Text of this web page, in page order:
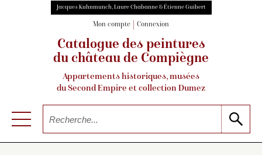
Jacques Kuhnmunch, Laure Chabanne & Étienne Guibert
Mon compte Connexion
Catalogue des peintures
du château de Compiègne
Appartements historiques, musées
du Second Empire et collection Dumez